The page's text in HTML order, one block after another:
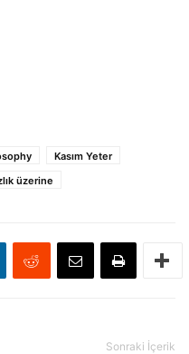
Kasım Yeter
üzerine
Sonraki İçerik